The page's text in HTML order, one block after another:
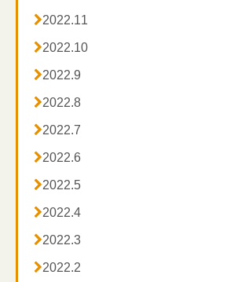
2022.11
2022.10
2022.9
2022.8
2022.7
2022.6
2022.5
2022.4
2022.3
2022.2